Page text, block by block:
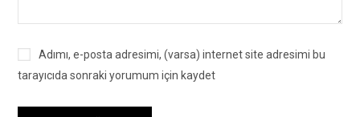
Adımı, e-posta adresimi, (varsa) internet site adresimi bu
tarayıcıda sonraki yorumum için kaydet